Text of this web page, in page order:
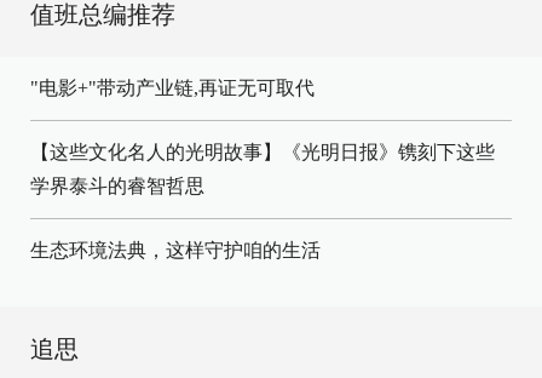
值班总编推荐
"电影+"带动产业链,再证无可取代
【这些文化名人的光明故事】《光明日报》镌刻下这些
学界泰斗的睿智哲思
生态环境法典，这样守护咱的生活
追思